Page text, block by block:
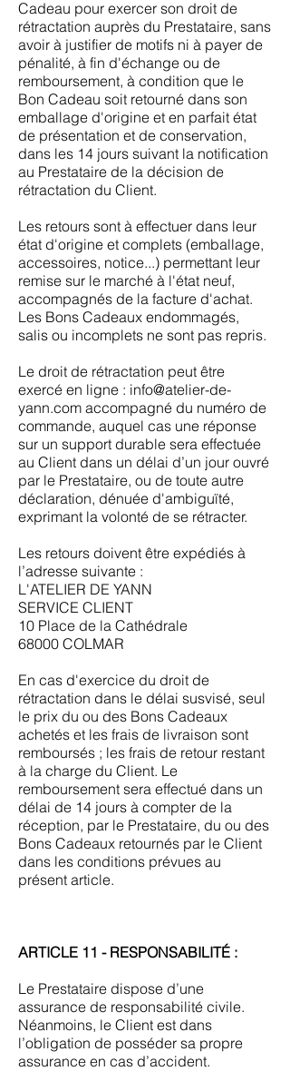
Cadeau pour exercer son droit de
rétractation auprès du Prestataire, sans
avoir à justifier de motifs ni à payer de
pénalité, à fin d'échange ou de
remboursement, à condition que le
Bon Cadeau soit retourné dans son
emballage d'origine et en parfait état
de présentation et de conservation,
dans les 14 jours suivant la notification
au Prestataire de la décision de
rétractation du Client.
Les retours sont à effectuer dans leur
état d'origine et complets (emballage,
accessoires, notice...) permettant leur
remise sur le marché à l'état neuf,
accompagnés de la facture d'achat.
Les Bons Cadeaux endommagés,
salis ou incomplets ne sont pas repris.
Le droit de rétractation peut être
exercé en ligne : info@atelier-de-
yann.com accompagné du numéro de
commande, auquel cas une réponse
sur un support durable sera effectuée
au Client dans un délai d’un jour ouvré
par le Prestataire, ou de toute autre
déclaration, dénuée d'ambiguïté,
exprimant la volonté de se rétracter.
Les retours doivent être expédiés à
l’adresse suivante :
L'ATELIER DE YANN
SERVICE CLIENT
10 Place de la Cathédrale
68000 COLMAR
En cas d'exercice du droit de
rétractation dans le délai susvisé, seul
le prix du ou des Bons Cadeaux
achetés et les frais de livraison sont
remboursés ; les frais de retour restant
à la charge du Client. Le
remboursement sera effectué dans un
délai de 14 jours à compter de la
réception, par le Prestataire, du ou des
Bons Cadeaux retournés par le Client
dans les conditions prévues au
présent article.
ARTICLE 11 - RESPONSABILITÉ :
Le Prestataire dispose d’une
assurance de responsabilité civile.
Néanmoins, le Client est dans
l’obligation de posséder sa propre
assurance en cas d’accident.